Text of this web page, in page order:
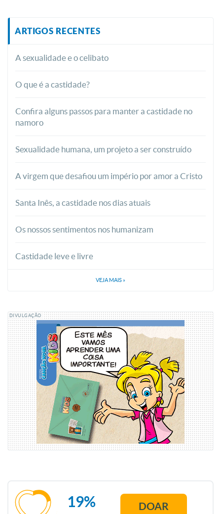
ARTIGOS RECENTES
A sexualidade e o celibato
O que é a castidade?
Confira alguns passos para manter a castidade no
namoro
Sexualidade humana, um projeto a ser construído
A virgem que desafiou um império por amor a Cristo
Santa Inês, a castidade nos dias atuais
Os nossos sentimentos nos humanizam
Castidade leve e livre
VEJA MAIS »
DIVULGAÇÃO
19% DOAR